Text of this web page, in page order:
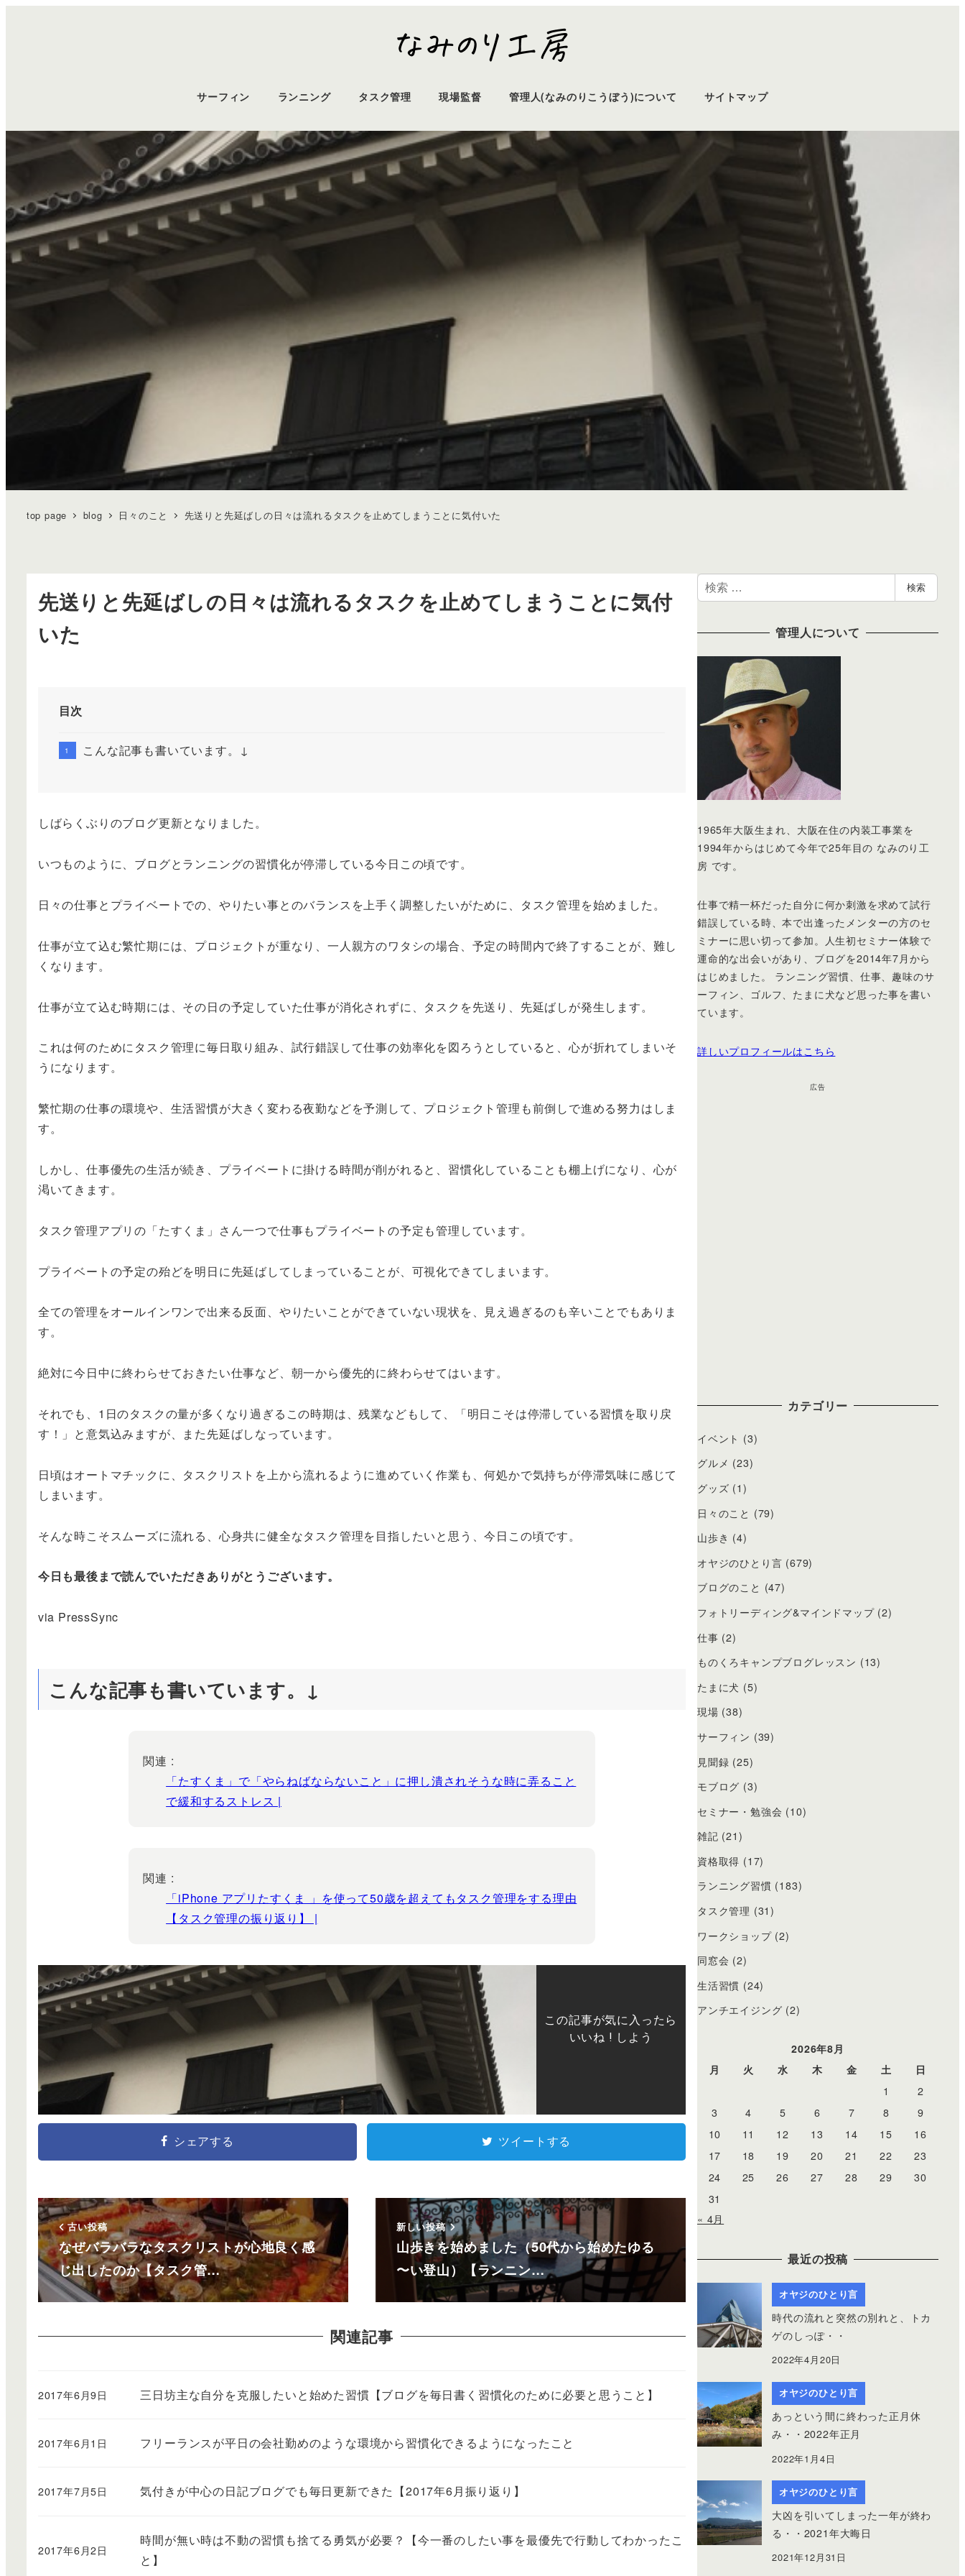
サーフィン ランニング タスク管理 現場監督 管理人(なみのりこうぼう)について サイトマップ
top page blog 日々のこと 先送りと先延ばしの日々は流れるタスクを止めてしまうことに気付いた
先送りと先延ばしの日々は流れるタスクを止めてしまうことに気付
いた
目次
こんな記事も書いています。↓
しばらくぶりのブログ更新となりました。
いつものように、ブログとランニングの習慣化が停滞している今日この頃です。
日々の仕事とプライベートでの、やりたい事とのバランスを上手く調整したいがために、タスク管理を始めました。
仕事が立て込む繁忙期には、プロジェクトが重なり、一人親方のワタシの場合、予定の時間内で終了することが、難し
くなります。
仕事が立て込む時期には、その日の予定していた仕事が消化されずに、タスクを先送り、先延ばしが発生します。
これは何のためにタスク管理に毎日取り組み、試行錯誤して仕事の効率化を図ろうとしていると、心が折れてしまいそ
うになります。
繁忙期の仕事の環境や、生活習慣が大きく変わる夜勤などを予測して、プロジェクト管理も前倒しで進める努力はしま
す。
しかし、仕事優先の生活が続き、プライベートに掛ける時間が削がれると、習慣化していることも棚上げになり、心が
渇いてきます。
タスク管理アプリの「たすくま」さん一つで仕事もプライベートの予定も管理しています。
プライベートの予定の殆どを明日に先延ばしてしまっていることが、可視化できてしまいます。
全ての管理をオールインワンで出来る反面、やりたいことができていない現状を、見え過ぎるのも辛いことでもありま
す。
絶対に今日中に終わらせておきたい仕事など、朝一から優先的に終わらせてはいます。
それでも、1日のタスクの量が多くなり過ぎるこの時期は、残業などもして、「明日こそは停滞している習慣を取り戻
す！」と意気込みますが、また先延ばしなっています。
日頃はオートマチックに、タスクリストを上から流れるように進めていく作業も、何処かで気持ちが停滞気味に感じて
しまいます。
そんな時こそスムーズに流れる、心身共に健全なタスク管理を目指したいと思う、今日この頃です。
今日も最後まで読んでいただきありがとうございます。
via PressSync
こんな記事も書いています。↓
関連 :
「たすくま」で「やらねばならないこと」に押し潰されそうな時に弄ること
で緩和するストレス |
関連 :
「iPhone アプリたすくま 」を使って50歳を超えてもタスク管理をする理由
【タスク管理の振り返り】 |
この記事が気に入ったら
いいね ! しよう
シェアする ツイートする
古い投稿
なぜバラバラなタスクリストが心地良く感
じ出したのか【タスク管…
新しい投稿
山歩きを始めました（50代から始めたゆる
〜い登山）【ランニン…
関連記事
三日坊主な自分を克服したいと始めた習慣【ブログを毎日書く習慣化のために必要と思うこと】
2017年6月9日
フリーランスが平日の会社勤めのような環境から習慣化できるようになったこと
2017年6月1日
気付きが中心の日記ブログでも毎日更新できた【2017年6月振り返り】
2017年7月5日
時間が無い時は不動の習慣も捨てる勇気が必要？【今一番のしたい事を最優先で行動してわかったこ
と】
2017年6月2日
検
索
検索
管理人について
1965年大阪生まれ、大阪在住の内装工事業を
1994年からはじめて今年で25年目の なみのり工
房 です。
仕事で精一杯だった自分に何か刺激を求めて試行
錯誤している時、本で出逢ったメンターの方のセ
ミナーに思い切って参加。人生初セミナー体験で
運命的な出会いがあり、ブログを2014年7月から
はじめました。 ランニング習慣、仕事、趣味のサ
ーフィン、ゴルフ、たまに犬など思った事を書い
ています。
詳しいプロフィールはこちら
広告
カテゴリー
イベント (3)
グルメ (23)
グッズ (1)
日々のこと (79)
山歩き (4)
オヤジのひとり言 (679)
ブログのこと (47)
フォトリーディング&マインドマップ(2)
仕事 (2)
ものくろキャンプブログレッスン (13)
たまに犬 (5)
現場 (38)
サーフィン (39)
見聞録 (25)
モブログ (3)
セミナー・勉強会 (10)
雑記 (21)
資格取得 (17)
ランニング習慣 (183)
タスク管理 (31)
ワークショップ(2)
同窓会 (2)
生活習慣 (24)
アンチエイジング (2)
2026年8月
月
火 水 木 金 土
日
1
2
3
4 5 6 7 8
9
10
11 12 13 14 15
16
17
18 19 20 21 22
23
24
25 26 27 28 29
30
31
« 4月
最近の投稿
オヤジのひとり言
時代の流れと突然の別れと、トカ
ゲのしっぽ・・
2022年4月20日
オヤジのひとり言
あっという間に終わった正月休
み・・2022年正月
2022年1月4日
オヤジのひとり言
大凶を引いてしまった一年が終わ
る・・2021年大晦日
2021年12月31日